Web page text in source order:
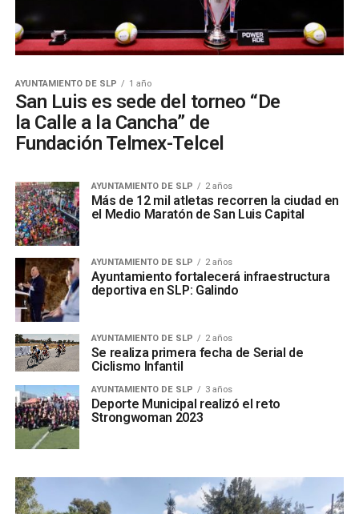
AYUNTAMIENTO DE SLP 1 año
San Luis es sede del torneo “De
la Calle a la Cancha” de
Fundación Telmex-Telcel
AYUNTAMIENTO DE SLP 2 años
Más de 12 mil atletas recorren la ciudad en
el Medio Maratón de San Luis Capital
AYUNTAMIENTO DE SLP 2 años
Ayuntamiento fortalecerá infraestructura
deportiva en SLP: Galindo
AYUNTAMIENTO DE SLP 2 años
Se realiza primera fecha de Serial de
Ciclismo Infantil
AYUNTAMIENTO DE SLP 3 años
Deporte Municipal realizó el reto
Strongwoman 2023